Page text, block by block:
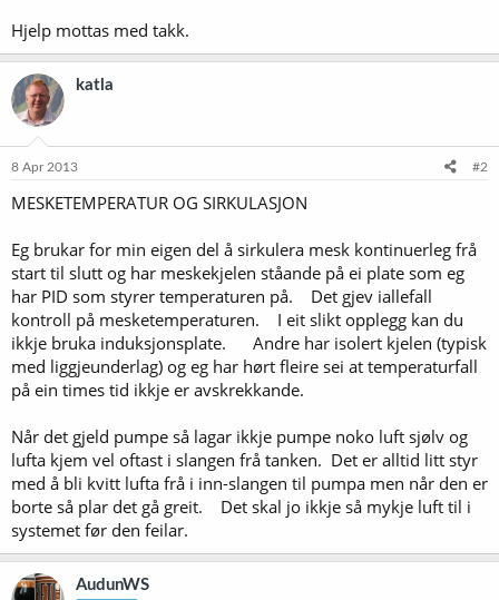
Hjelp mottas med takk.
katla
8 Apr 2013 #2
MESKETEMPERATUR OG SIRKULASJON
Eg brukar for min eigen del å sirkulera mesk kontinuerleg frå
start til slutt og har meskekjelen ståande på ei plate som eg
har PID som styrer temperaturen på. Det gjev iallefall
kontroll på mesketemperaturen. I eit slikt opplegg kan du
ikkje bruka induksjonsplate. Andre har isolert kjelen (typisk
med liggjeunderlag) og eg har hørt fleire sei at temperaturfall
på ein times tid ikkje er avskrekkande.
Når det gjeld pumpe så lagar ikkje pumpe noko luft sjølv og
lufta kjem vel oftast i slangen frå tanken. Det er alltid litt styr
med å bli kvitt lufta frå i inn-slangen til pumpa men når den er
borte så plar det gå greit. Det skal jo ikkje så mykje luft til i
systemet før den feilar.
AudunWS